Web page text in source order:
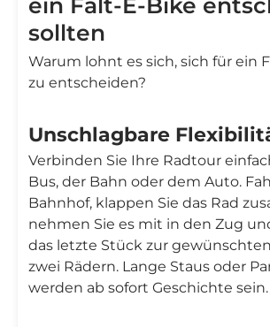
ein Falt-E-Bike
sollten
Warum lohnt es sich, sich für ein
zu entscheiden?
Unschlagbare
Verbinden Sie Ihre Radtour
Bus, der Bahn oder dem Auto.
Bahnhof, klappen Sie das Rad
nehmen Sie es mit in den Zug
das letzte Stück zur
zwei Rädern. Lange Staus oder
werden ab sofort Geschichte sein.